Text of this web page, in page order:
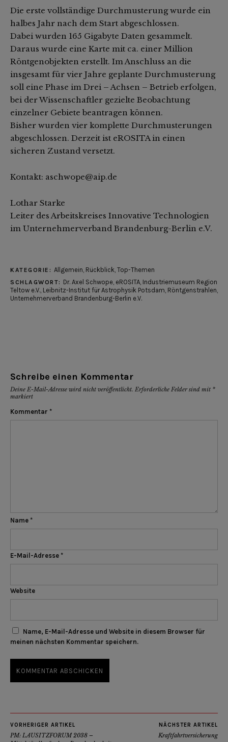
Die erste vollständige Durchmusterung wurde ein
halbes Jahr nach dem Start abgeschlossen.
Dabei wurden 165 Gigabyte Daten gesammelt.
Daraus wurde eine Karte mit ca. einer Million
Röntgenobjekten erstellt. Im Anschluss an die
insgesamt für vier Jahre geplante Durchmusterung
soll eine Phase im Drei – Achsen – Betrieb erfolgen,
bei der Wissenschaftler gezielte Beobachtung
einzelner Gebiete beantragen können.
Bisher wurden vier komplette Durchmusterungen
abgeschlossen. Derzeit ist eROSITA in einen
sicheren Zustand versetzt.
Kontakt: aschwope@aip.de
Lothar Starke
Leiter des Arbeitskreises Innovative Technologien
im Unternehmerverband Brandenburg-Berlin e.V.
KATEGORIE: Allgemein, Rückblick, Top-Themen
SCHLAGWORT: Dr. Axel Schwope, eROSITA, Industriemuseum Region
Teltow e.V., Leibnitz-Institut für Astrophysik Potsdam, Röntgenstrahlen,
Unternehmerverband Brandenburg-Berlin e.V.
Schreibe einen Kommentar
Deine E-Mail-Adresse wird nicht veröffentlicht. Erforderliche Felder sind mit *
markiert
Kommentar *
Name *
E-Mail-Adresse *
Website
Name, E-Mail-Adresse und Website in diesem Browser für
meinen nächsten Kommentar speichern.
VORHERIGER ARTIKEL
PM: LAUSITZFORUM 2038 –
NÄCHSTER ARTIKEL
Kraftfahrtversicherung